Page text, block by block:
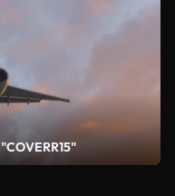
"COVERR15"